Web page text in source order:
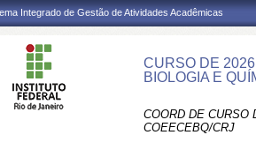
Integrado de Gestão de Atividades Acadêmicas
CURSO DE
BIOLOGIA E
COORD DE
COEECEBQ/CRJ